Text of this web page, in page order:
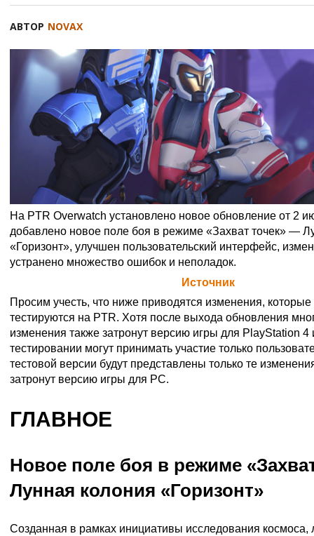
АВТОР NOVAX
На PTR Overwatch установлено новое обновление от 2
добавлено новое поле боя в режиме «Захват точек» —
«Горизонт», улучшен пользовательский интерфейс,
устранено множество ошибок и неполадок.
Источник
Просим учесть, что ниже приводятся изменения,
тестируются на PTR. Хотя после выхода обновления
изменения также затронут версию игры для PlayStation 4
тестировании могут принимать участие только
тестовой версии будут представлены только те
затронут версию игры для PC.
ГЛАВНОЕ
Новое поле боя в режиме
Лунная колония «Горизонт»
Созданная в рамках инициативы исследования космоса,